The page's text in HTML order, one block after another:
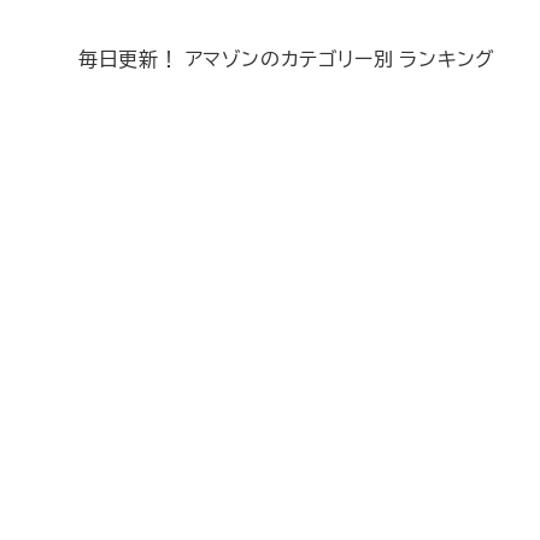
毎日更新！ アマゾンのカテゴリー別 ランキング